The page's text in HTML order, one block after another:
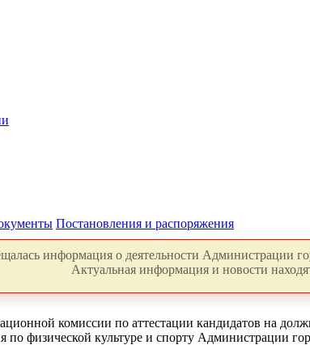
Постановления и распоряжения
информация о деятельности Администрации
Актуальная информация и новости
комиссии по аттестации кандидатов на
по физической культуре и спорту Администрации